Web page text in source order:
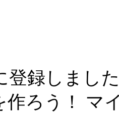
登録しまし
ろう！
マ